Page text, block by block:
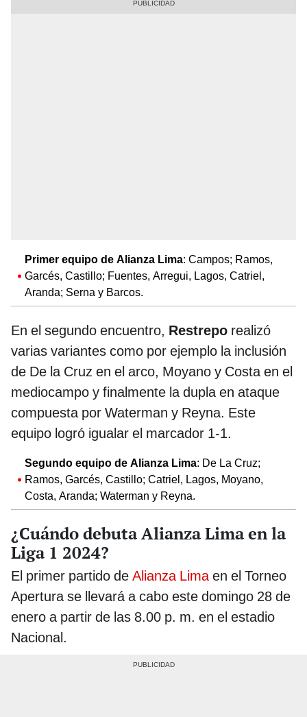
Primer equipo de Alianza Lima: Campos; Ramos,
Garcés, Castillo; Fuentes, Arregui, Lagos, Catriel,
Aranda; Serna y Barcos.
En el segundo encuentro, Restrepo realizó
varias variantes como por ejemplo la inclusión
de De la Cruz en el arco, Moyano y Costa en el
mediocampo y finalmente la dupla en ataque
compuesta por Waterman y Reyna. Este
equipo logró igualar el marcador 1-1.
Segundo equipo de Alianza Lima: De La Cruz;
Ramos, Garcés, Castillo; Catriel, Lagos, Moyano,
Costa, Aranda; Waterman y Reyna.
¿Cuándo debuta Alianza Lima en la
Liga 1 2024?
El primer partido de Alianza Limaen el Torneo
Apertura se llevará a cabo este domingo 28 de
enero a partir de las 8.00 p. m. en el estadio
Nacional.